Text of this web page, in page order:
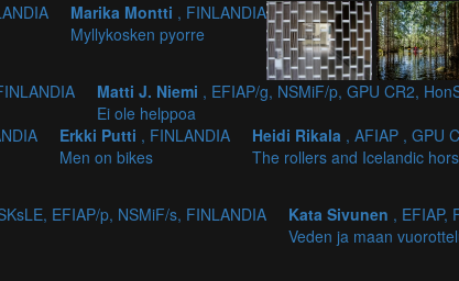
Marika Montti , FINLANDIA
Myllykosken pyorre
Matti J. Niemi , EFIAP/g, NSMiF/p, GPU CR2,
Ei ole helppoa
Erkki Putti , FINLANDIA
Men on bikes
Heidi Rikala , AFIAP , GPU
The rollers and Icelandic
EFIAP/p, NSMiF/s, FINLANDIA
Kata Sivunen , EFIAP,
Veden ja maan